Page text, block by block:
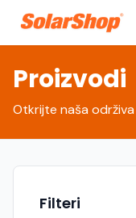
Proizvodi
Otkrijte naša
Filteri